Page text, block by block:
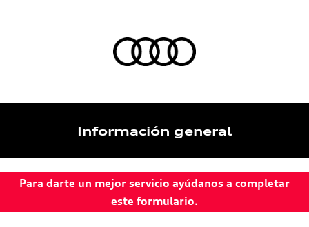
Información general
Para darte un mejor servicio ayúdanos a completar
este formulario.